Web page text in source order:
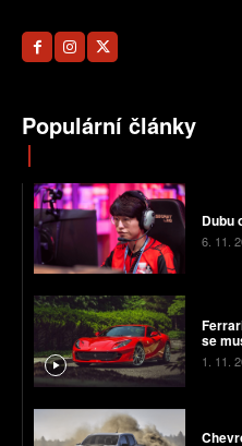
Populární články
Dubu
6. 11.
se
1. 11.